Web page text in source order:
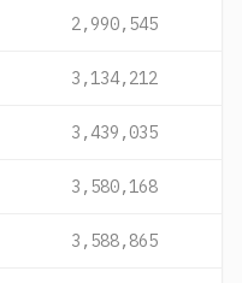
2,990,545
3,134,212
3,439,035
3,580,168
3,588,865